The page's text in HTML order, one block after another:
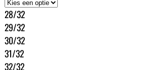
28/32
29/32
30/32
31/32
32/32